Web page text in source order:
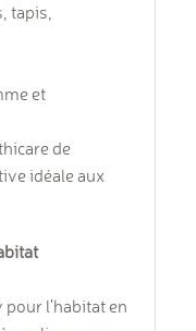
tapis,
et
de
idéale aux
pour l'habitat en